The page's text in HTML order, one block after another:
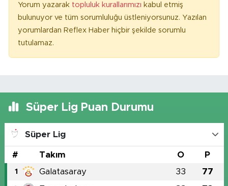
Yorum yazarak topluluk kurallarımızı kabul etmiş
bulunuyor ve tüm sorumluluğu üstleniyorsunuz. Yazılan
yorumlardan Reflex Haber hiçbir şekilde sorumlu
tutulamaz.
Süper Lig Puan Durumu
Süper Lig
# Takım O P
1 Galatasaray 33 77